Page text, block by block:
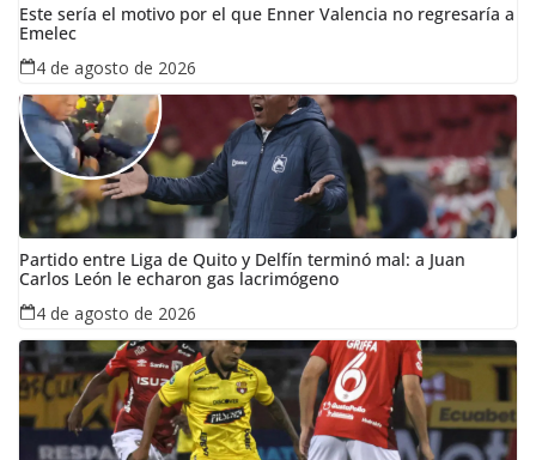
Este sería el motivo por el que Enner Valencia no regresaría a
Emelec
4 de agosto de 2026
Partido entre Liga de Quito y Delfín terminó mal: a Juan
Carlos León le echaron gas lacrimógeno
4 de agosto de 2026